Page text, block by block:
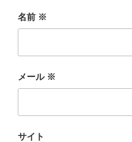
名前 ※
メール ※
サイト